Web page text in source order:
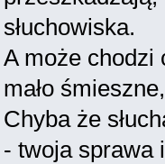
słuchowiska.
A może chodzi
mało
Chyba że
- twoja sprawa